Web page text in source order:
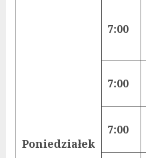
Poniedziałek
7:00
7:00
7:00